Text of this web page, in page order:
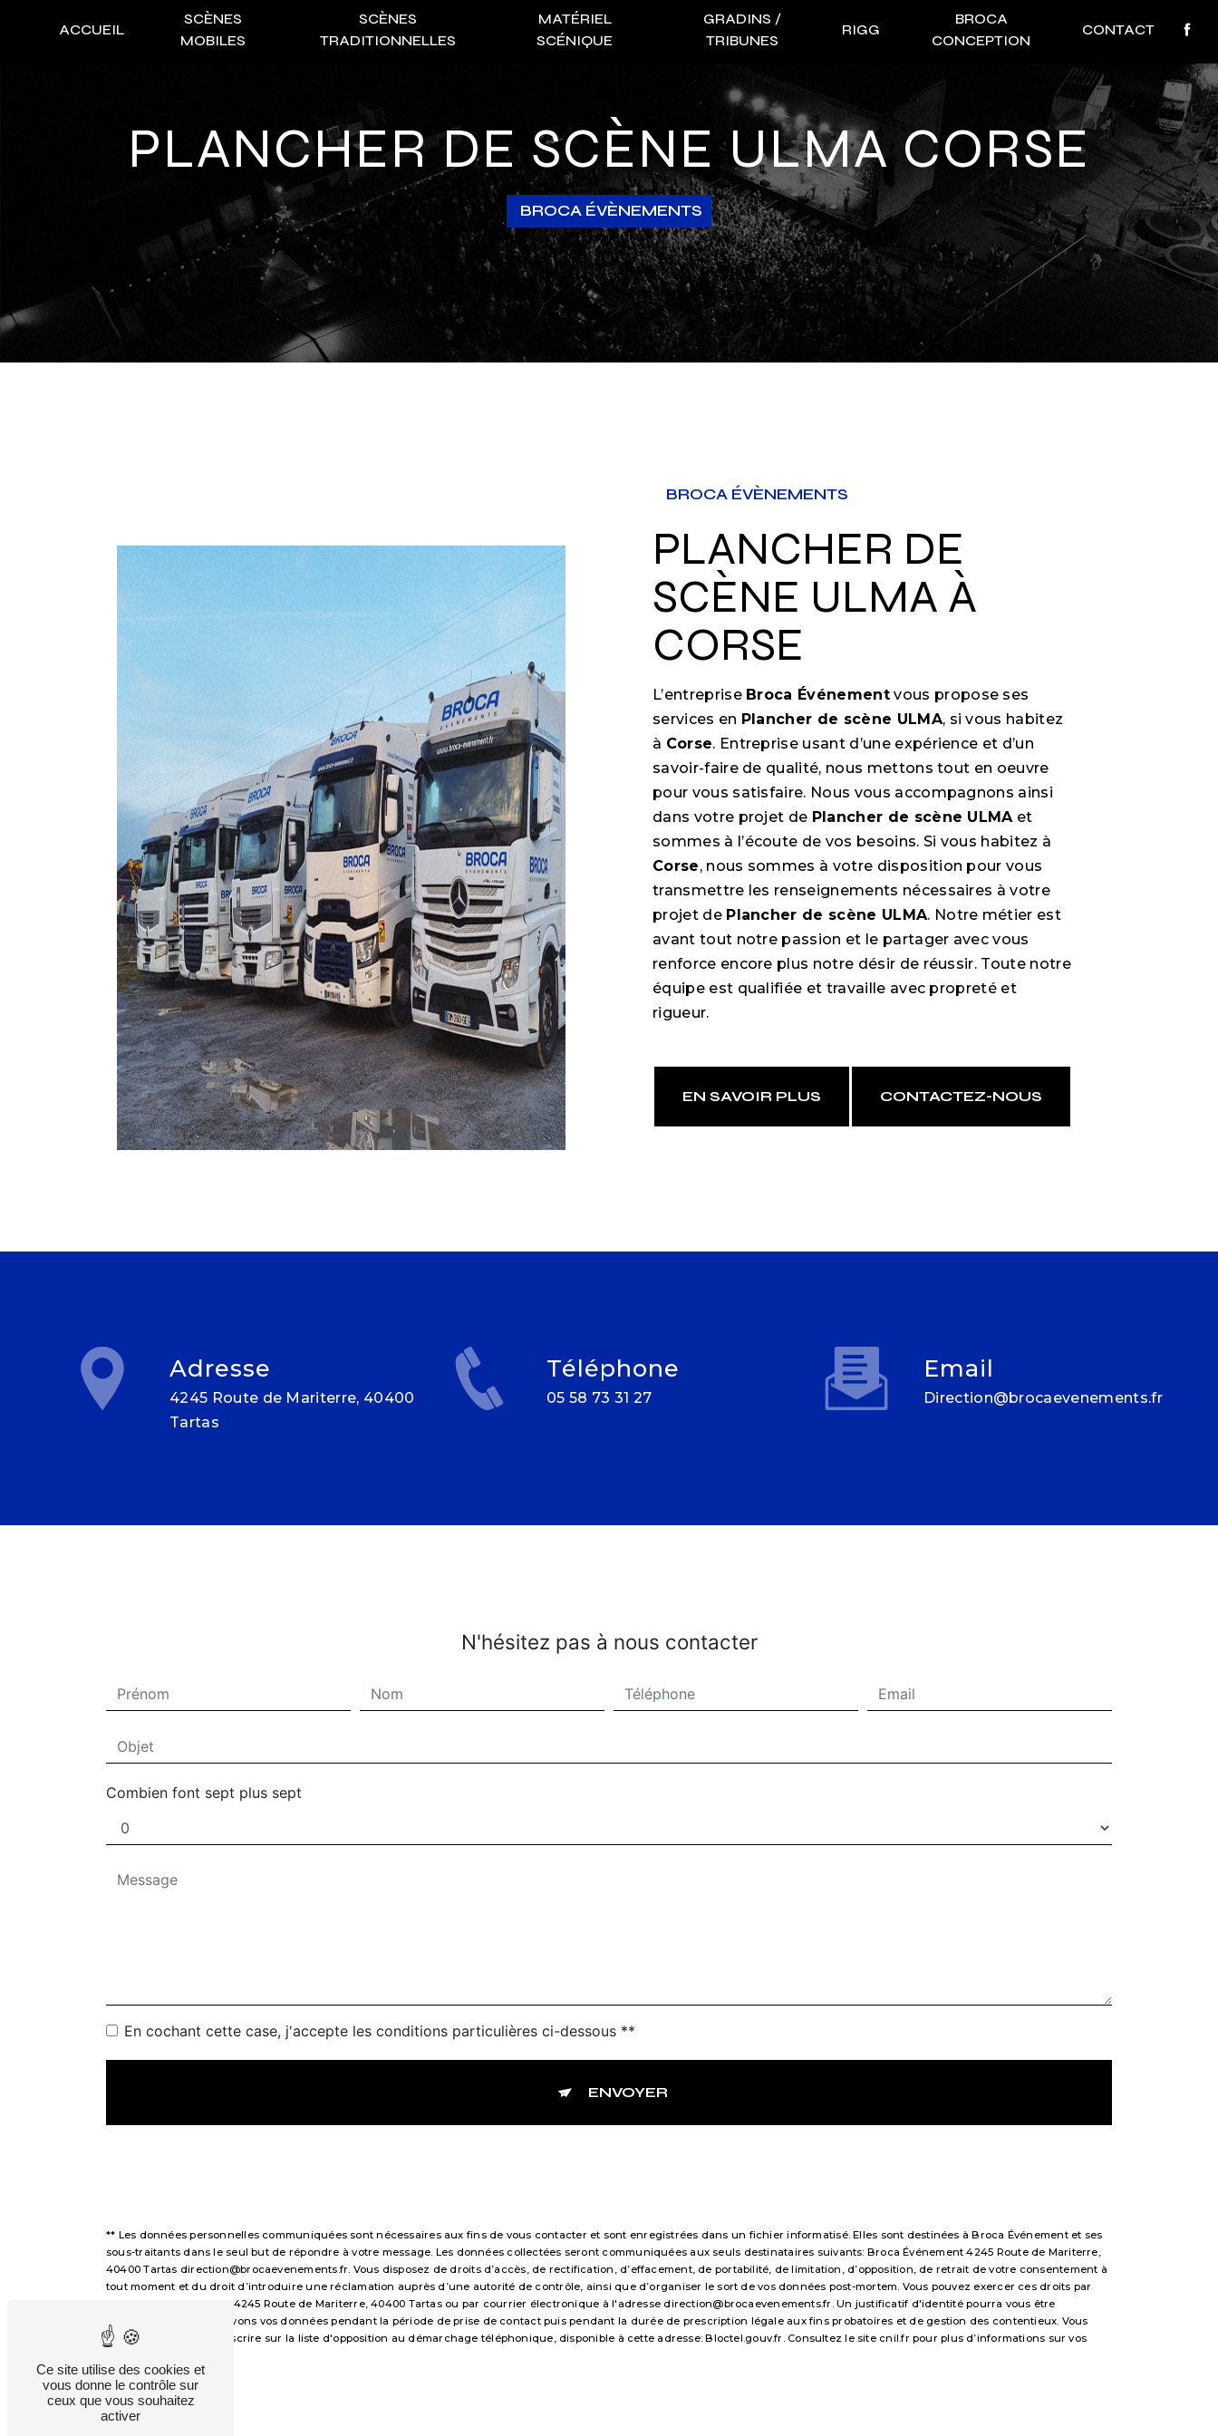
ACCUEIL
SCÈNES
MOBILES
SCÈNES
TRADITIONNELLES
MATÉRIEL
SCÉNIQUE
GRADINS /
TRIBUNES
RIGG
BROCA
CONCEPTION
CONTACT
PLANCHER DE SCÈNE ULMA CORSE
BROCA ÉVÈNEMENTS
BROCA ÉVÈNEMENTS
PLANCHER DE
SCÈNE ULMA À
CORSE
L’entreprise Broca Événementvous propose ses
services en Plancher de scène ULMA, si vous habitez
à Corse. Entreprise usant d’une expérience et d’un
savoir-faire de qualité, nous mettons tout en oeuvre
pour vous satisfaire. Nous vous accompagnons ainsi
dans votre projet de Plancher de scène ULMAet
sommes à l’écoute de vos besoins. Si vous habitez à
Corse, nous sommes à votre disposition pour vous
transmettre les renseignements nécessaires à votre
projet de Plancher de scène ULMA. Notre métier est
avant tout notre passion et le partager avec vous
renforce encore plus notre désir de réussir. Toute notre
équipe est qualifiée et travaille avec propreté et
rigueur.
EN SAVOIR PLUS CONTACTEZ-NOUS
Adresse
4245 Route de Mariterre, 40400
Tartas
Téléphone
05 58 73 31 27
Email
direction@brocaevenements.fr
N'hésitez pas à nous contacter
Combien font sept plus sept
En cochant cette case, j'accepte les conditions particulières ci-dessous **
ENVOYER
** Les données personnelles communiquées sont nécessaires aux fins de vous contacter et sont enregistrées dans un fichier informatisé. Elles sont destinées à Broca Événement et ses
sous-traitants dans le seul but de répondre à votre message. Les données collectées seront communiquées aux seuls destinataires suivants: Broca Événement 4245 Route de Mariterre,
40400 Tartas direction@brocaevenements.fr. Vous disposez de droits d’accès, de rectification, d’effacement, de portabilité, de limitation, d’opposition, de retrait de votre consentement à
tout moment et du droit d’introduire une réclamation auprès d’une autorité de contrôle, ainsi que d’organiser le sort de vos données post-mortem. Vous pouvez exercer ces droits par
voie postale à l'adresse 4245 Route de Mariterre, 40400 Tartas ou par courrier électronique à l'adresse direction@brocaevenements.fr. Un justificatif d'identité pourra vous être
demandé. Nous conservons vos données pendant la période de prise de contact puis pendant la durée de prescription légale aux fins probatoires et de gestion des contentieux. Vous
avez le droit de vous inscrire sur la liste d'opposition au démarchage téléphonique, disponible à cette adresse:
Bloctel.gouv.fr. Consultez le site cnil.fr pour plus d’informations sur vos
Panneau de gestion des cookies
Ce site utilise des cookies et
vous donne le contrôle sur
ceux que vous souhaitez
activer